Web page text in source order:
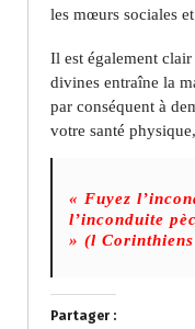
les mœurs sociales
Il est également
divines entraîne la
par conséquent à
votre santé
« Fuyez
l’inconduite
» (l
Partager :